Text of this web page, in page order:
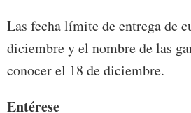
Las fecha límite de entrega de
diciembre y el nombre de las
conocer el 18 de diciembre.
Entérese